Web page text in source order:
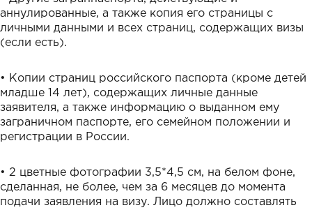
аннулированные, а также копия его страницы с
личными данными и всех страниц, содержащих визы
(если есть).
• Копии страниц российского паспорта (кроме детей
младше 14 лет), содержащих личные данные
заявителя, а также информацию о выданном ему
заграничном паспорте, его семейном положении и
регистрации в России.
• 2 цветные фотографии 3,5*4,5 см, на белом фоне,
сделанная, не более, чем за 6 месяцев до момента
подачи заявления на визу. Лицо должно составлять